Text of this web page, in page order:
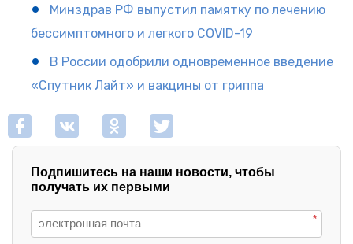
Минздрав РФ выпустил памятку по лечению
бессимптомного и легкого COVID-19
В России одобрили одновременное введение
«Спутник Лайт» и вакцины от гриппа
Подпишитесь на наши новости, чтобы
получать их первыми
*